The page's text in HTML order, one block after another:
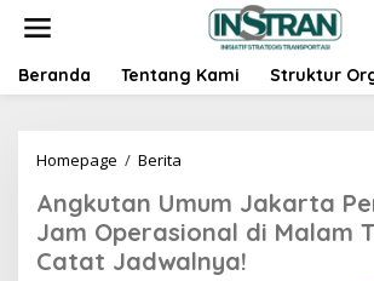
t
Beranda Tentang Kami Struktur
Homepage / Berita
g
k
u
t
Angkutan Umum Jakarta
Jam Operasional di Malam
Catat Jadwalnya!